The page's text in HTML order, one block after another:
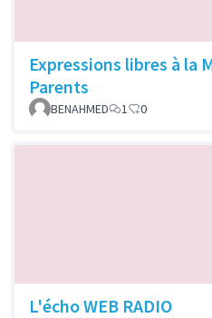
Expressions libres à la
Parents
BENAHMED 1 0
L'écho WEB RADIO